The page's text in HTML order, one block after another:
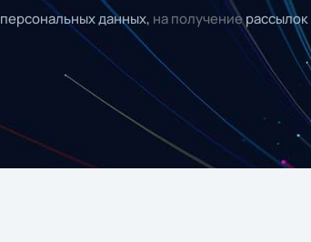
персональных данных, на получениерассылок